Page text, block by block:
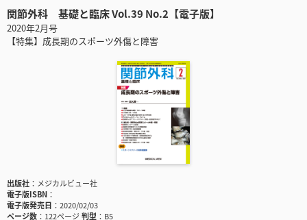
関節外科 基礎と臨床 Vol.39 No.2【電子版】
2020年2月号
【特集】成長期のスポーツ外傷と障害
出版社
メジカルビュー社
電子版ISBN
電子版発売日
2020/02/03
ページ数
122ページ判型
B5